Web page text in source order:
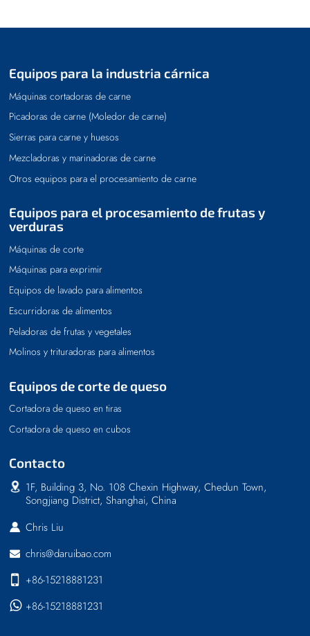
Equipos para la industria cárnica
Máquinas cortadoras de carne
Picadoras de carne (Moledor de carne)
Sierras para carne y huesos
Mezcladoras y marinadoras de carne
Otros equipos para el procesamiento de carne
Equipos para el procesamiento de frutas y
verduras
Máquinas de corte
Máquinas para exprimir
Equipos de lavado para alimentos
Escurridoras de alimentos
Peladoras de frutas y vegetales
Molinos y trituradoras para alimentos
Equipos de corte de queso
Cortadora de queso en tiras
Cortadora de queso en cubos
Contacto
1F, Building 3, No. 108 Chexin Highway, Chedun Town,
Songjiang District, Shanghai, China
Chris Liu
chris@daruibao.com
+86-15218881231
+86-15218881231